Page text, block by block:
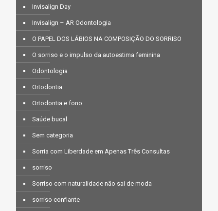
Invisalign Day
Invisalign – AR Odontologia
O PAPEL DOS LÁBIOS NA COMPOSIÇÃO DO SORRISO
O sorriso e o impulso da autoestima feminina
Odontologia
Ortodontia
Ortodontia e fono
Saúde bucal
Sem categoria
Sorria com Liberdade em Apenas Três Consultas
sorriso
Sorriso com naturalidade não sai de moda
sorriso confiante